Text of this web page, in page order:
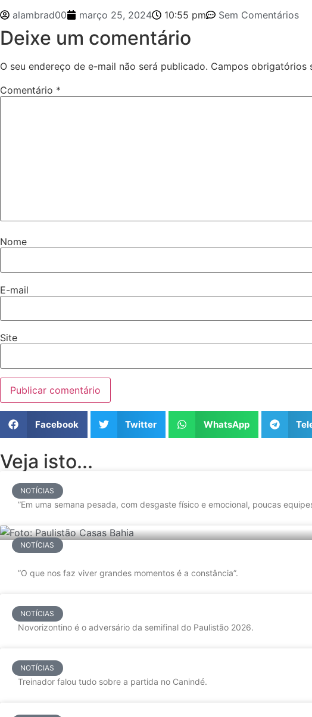
alambrad00
março 25, 2024 10:55 pm Sem Comentários
Deixe um comentário
O seu endereço de e-mail não será publicado. Campos obrigatórios
Comentário *
Nome
E-mail
Site
Facebook Twitter WhatsApp
Veja isto...
NOTÍCIAS
”Em uma semana pesada, com desgaste físico e emocional, poucas
NOTÍCIAS
”O que nos faz viver grandes momentos é a constância”.
NOTÍCIAS
Novorizontino é o adversário da semifinal do Paulistão 2026.
NOTÍCIAS
Treinador falou tudo sobre a partida no Canindé.